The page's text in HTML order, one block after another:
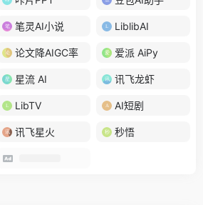
笔灵AI小说 LiblibAI
论文降AIGC率 爱派 AiPy
星流 AI 讯飞龙虾
LibTV AI短剧
讯飞星火 秒悟